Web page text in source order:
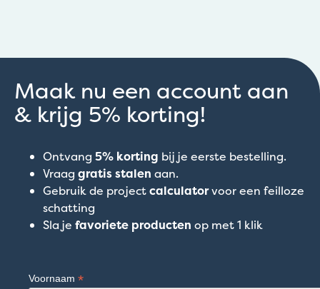
Maak nu een account aan
& krijg 5% korting!
Ontvang 5% korting bij je eerste bestelling.
Vraag gratis stalen aan.
Gebruik de projectcalculatorvoor een feilloze
schatting
Sla je favoriete producten op met 1 klik
Voornaam *